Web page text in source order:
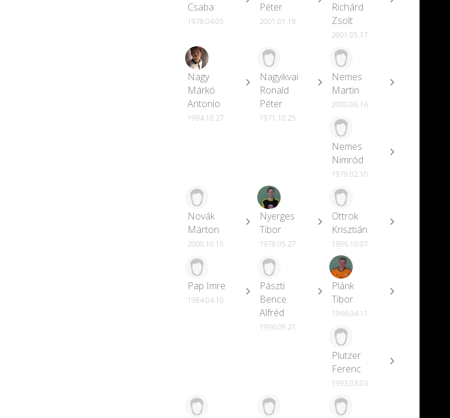
Csaba
1978.04.05
Péter
2001.01.19
Richárd
Zsolt
2001.05.17
Nagy
Márkó
Antonio
1994.10.27
Nagyikvai
Ronald
Péter
1971.10.25
Nemes
Martin
2000.06.16
Nemes
Nimród
1979.02.10
Novák
Márton
2000.10.15
Nyerges
Tibor
1978.05.27
Ottrok
Krisztián
1996.10.07
Pap Imre
1984.04.10
Pászti
Bence
Alfréd
1996.09.21
Plánk
Tibor
1966.04.11
Plutzer
Ferenc
1993.03.03